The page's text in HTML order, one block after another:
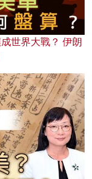
世界大戰？ 伊朗